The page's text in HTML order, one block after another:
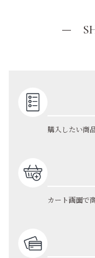
購入したい商
カート画面で